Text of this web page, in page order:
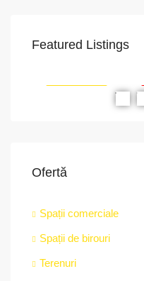
Featured Listings
Ofertă
Spații comerciale
Spații de birouri
Terenuri